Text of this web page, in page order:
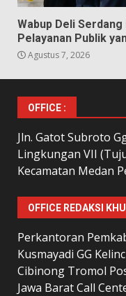
Wabup Deli
Pelayanan Publik
Agustus 7, 2026
OFFICE :
Jln. Gatot Subroto
Lingkungan VII
Kecamatan Medan
OFFICE REDAKSI
Perkantoran
Kusmayadi GG
Cibinong Tromol
Jawa Barat Call